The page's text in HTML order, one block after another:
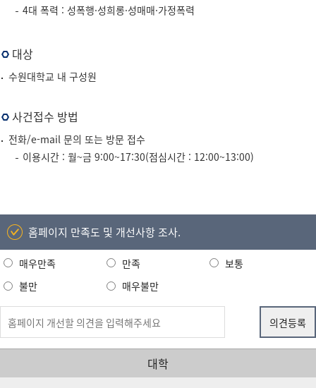
4대 폭력 : 성폭행·성희롱·성매매·가정폭력
대상
수원대학교 내 구성원
사건접수 방법
전화/e-mail 문의 또는 방문 접수
이용시간 : 월~금 9:00~17:30(점심시간 : 12:00~13:00)
홈페이지 만족도 및 개선사항 조사.
매우만족 만족
보통
불만
매우불만
대학